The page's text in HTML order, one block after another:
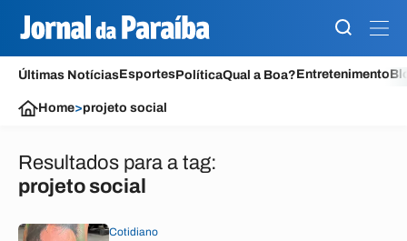
Últimas NotíciasEsportesPolíticaQual a Boa?Entretenimento
Home>projeto social
Resultados para a tag:
projeto social
Cotidiano